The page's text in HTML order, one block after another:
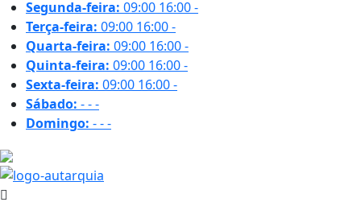
Segunda-feira: 09:00 16:00-
Terça-feira: 09:00 16:00-
Quarta-feira: 09:00 16:00-
Quinta-feira: 09:00 16:00-
Sexta-feira: 09:00 16:00-
Sábado: ---
Domingo: ---